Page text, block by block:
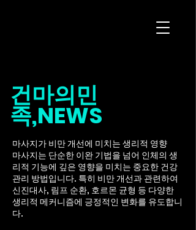
건마의민
족,NEWS
마사지가 비만 개선에 미치는 생리적 영향
마사지는 단순한 이완 기법을 넘어 인체의 생
리적 기능에 깊은 영향을 미치는 중요한 건강
관리 방법입니다. 특히 비만 개선과 관련하여
신진대사, 림프 순환, 호르몬 균형 등 다양한
생리적 메커니즘에 긍정적인 변화를 유도합니
다.